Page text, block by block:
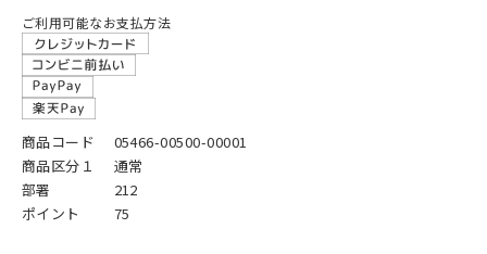
ご利用可能なお支払方法
商品コード
05466-00500-00001
商品区分１
通常
部署
212
ポイント
75